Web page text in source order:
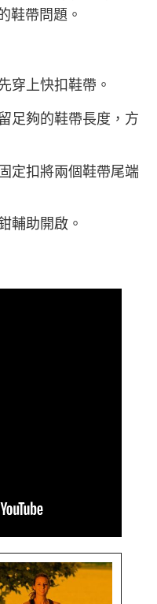
鞋帶問題。
穿上快扣鞋帶。
足夠的鞋帶長度，方
定扣將兩個鞋帶尾端
輔助開啟。